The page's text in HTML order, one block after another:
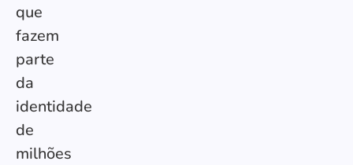
que
fazem
parte
da
identidade
de
milhões